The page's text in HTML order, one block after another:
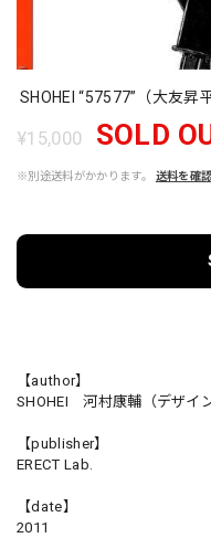
SHOHEI “57577”（大友昇
¥15,000 SOLD
※別途送料がかかります。 送料を確
【author】
SHOHEI 河村康輔（デザイン
【publisher】
ERECT Lab.
【date】
2011